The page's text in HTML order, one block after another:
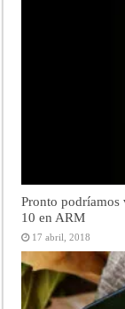
Pronto
10 en ARM
17 abril, 2018